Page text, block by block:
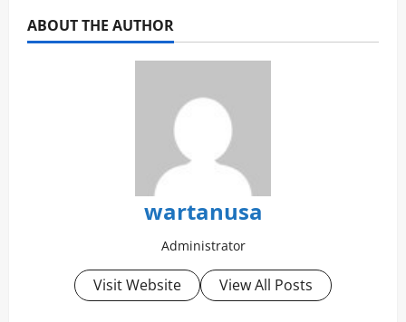
ABOUT THE AUTHOR
wartanusa
Administrator
Visit Website View All Posts